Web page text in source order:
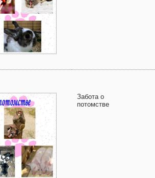
Забота о
потомстве